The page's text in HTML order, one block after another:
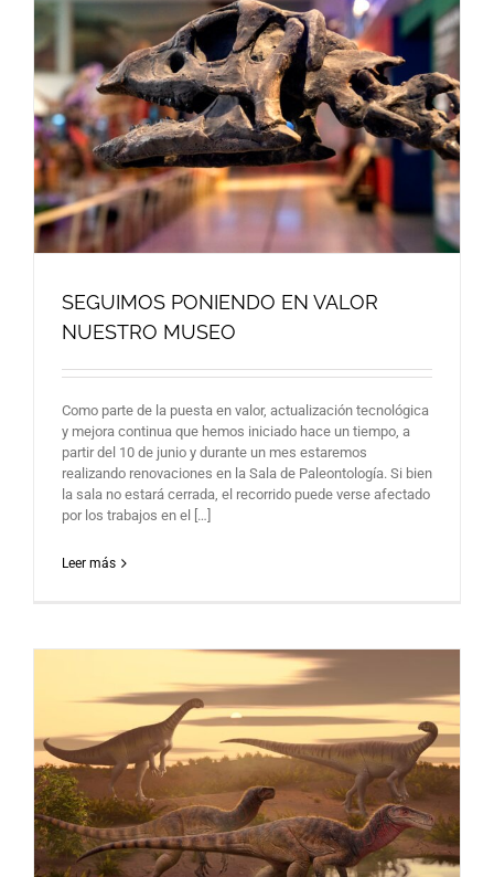
SEGUIMOS PONIENDO EN VALOR
NUESTRO MUSEO
Como parte de la puesta en valor, actualización tecnológica
y mejora continua que hemos iniciado hace un tiempo, a
partir del 10 de junio y durante un mes estaremos
realizando renovaciones en la Sala de Paleontología. Si bien
la sala no estará cerrada, el recorrido puede verse afectado
por los trabajos en el […]
Leer más